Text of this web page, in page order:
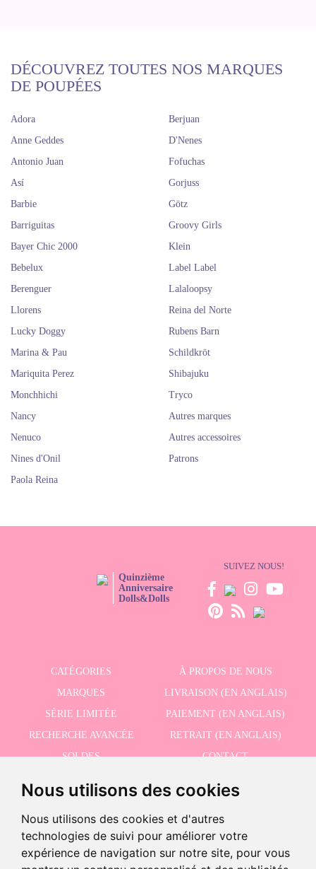
Nous utilisons des cookies
Nous utilisons des cookies et d'autres
technologies de suivi pour améliorer votre
expérience de navigation sur notre site, pour vous
DÉCOUVREZ TOUTES NOS MARQUES
DE POUPÉES
Adora
Anne Geddes
Antonio Juan
Así
Barbie
Barriguitas
Bayer Chic 2000
Bebelux
Berenguer
Berjuan
D'Nenes
Fofuchas
Gorjuss
Götz
Groovy Girls
Klein
Label Label
Lalaloopsy
Llorens
Lucky Doggy
Marina & Pau
Mariquita Perez
Monchhichi
Nancy
Nenuco
Nines d'Onil
Paola Reina
Reina del Norte
Rubens Barn
Schildkröt
Shibajuku
Tryco
Autres marques
Autres accessoires
Patrons
Quinzième
Anniversaire
Dolls&Dolls
SUIVEZ NOUS!
CATÉGORIES
À PROPOS DE NOUS
MARQUES
LIVRAISON (EN ANGLAIS)
SÉRIE LIMITÉE
PAIEMENT (EN ANGLAIS)
RECHERCHE AVANCÉE
RETRAIT (EN ANGLAIS)
SOLDES
CONTACT